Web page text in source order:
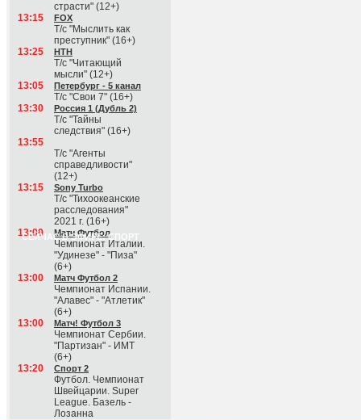
страсти" (12+)
13:15
FOX
Т/с "Мыслить как
преступник" (16+)
13:25
НТН
Т/с "Читающий
мысли" (12+)
13:05
Петербург - 5 канал
Т/с "Свои 7" (16+)
13:30
Россия 1 (Дубль 2)
Т/с "Тайны
следствия" (16+)
13:55
Т/с "Агенты
справедливости"
(12+)
13:15
Sony Turbo
Т/с "Тихоокеанские
расследования"
2021 г. (16+)
СЕЙЧАС В ЭФИРЕ: СПОРТ
13:00 Матч Футбол
Чемпионат Италии.
"Удинезе" - "Пиза"
(6+)
13:00
Матч Футбол 2
Чемпионат Испании.
"Алавес" - "Атлетик"
(6+)
13:00
Матч! Футбол 3
Чемпионат Сербии.
"Партизан" - ИМТ
(6+)
13:20
Спорт 2
Футбол. Чемпионат
Швейцарии. Super
League. Базель -
Лозанна